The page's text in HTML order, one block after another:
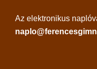
Az elektronikus